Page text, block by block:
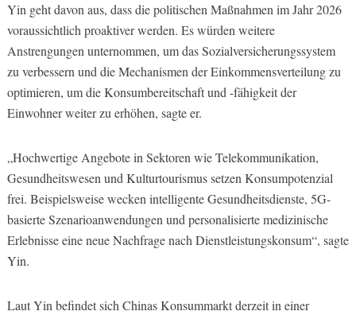
Yin geht davon aus, dass die politischen Maßnahmen im Jahr 2026
voraussichtlich proaktiver werden. Es würden weitere
Anstrengungen unternommen, um das Sozialversicherungssystem
zu verbessern und die Mechanismen der Einkommensverteilung zu
optimieren, um die Konsumbereitschaft und -fähigkeit der
Einwohner weiter zu erhöhen, sagte er.
„Hochwertige Angebote in Sektoren wie Telekommunikation,
Gesundheitswesen und Kulturtourismus setzen Konsumpotenzial
frei. Beispielsweise wecken intelligente Gesundheitsdienste, 5G-
basierte Szenarioanwendungen und personalisierte medizinische
Erlebnisse eine neue Nachfrage nach Dienstleistungskonsum“, sagte
Yin.
Laut Yin befindet sich Chinas Konsummarkt derzeit in einer